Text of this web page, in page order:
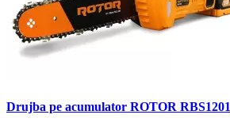
Drujba pe acumulator ROTOR RBS1201